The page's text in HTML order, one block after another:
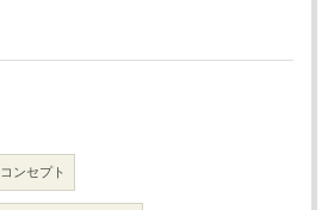
コンセプト